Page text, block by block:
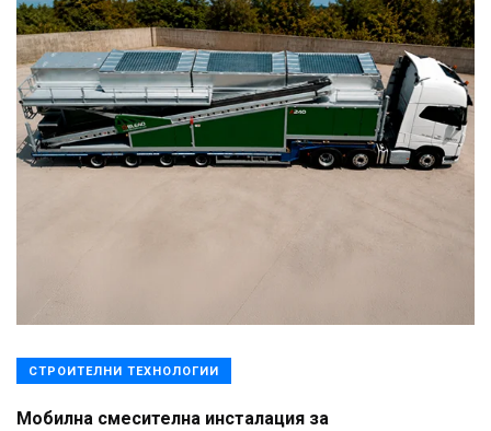
СТРОИТЕЛНИ ТЕХНОЛОГИИ
Мобилна смесителна инсталация за